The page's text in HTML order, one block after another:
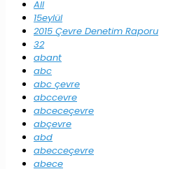
All
15eylül
2015 Çevre Denetim Raporu
32
abant
abc
abc çevre
abccevre
abceceçevre
abçevre
abd
abecceçevre
abece